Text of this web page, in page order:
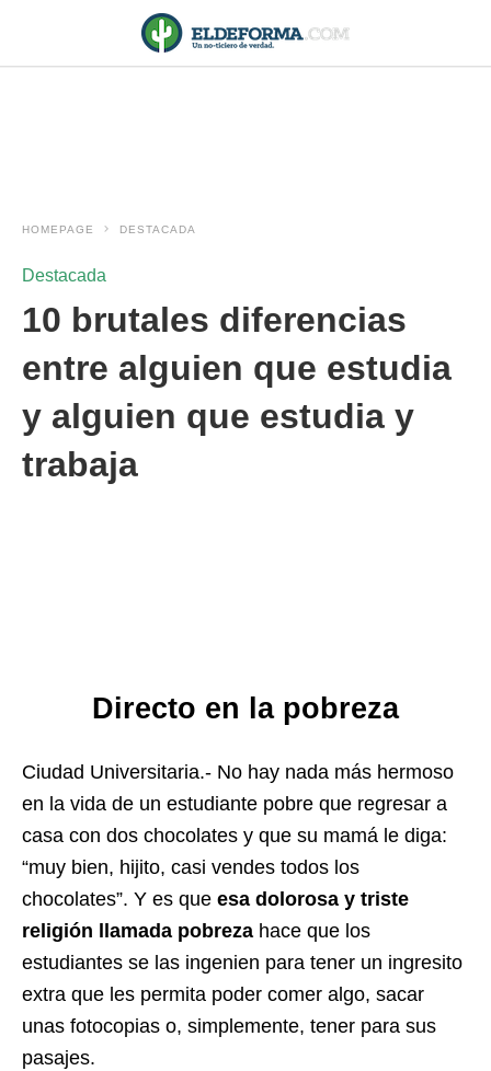
HOMEPAGE DESTACADA
Destacada
10 brutales diferencias
entre alguien que estudia
y alguien que estudia y
trabaja
Directo en la pobreza
Ciudad Universitaria.- No hay nada más hermoso
en la vida de un estudiante pobre que regresar a
casa con dos chocolates y que su mamá le diga:
“muy bien, hijito, casi vendes todos los
chocolates”. Y es que esa dolorosa y triste
religión llamada pobreza hace que los
estudiantes se las ingenien para tener un ingresito
extra que les permita poder comer algo, sacar
unas fotocopias o, simplemente, tener para sus
pasajes.